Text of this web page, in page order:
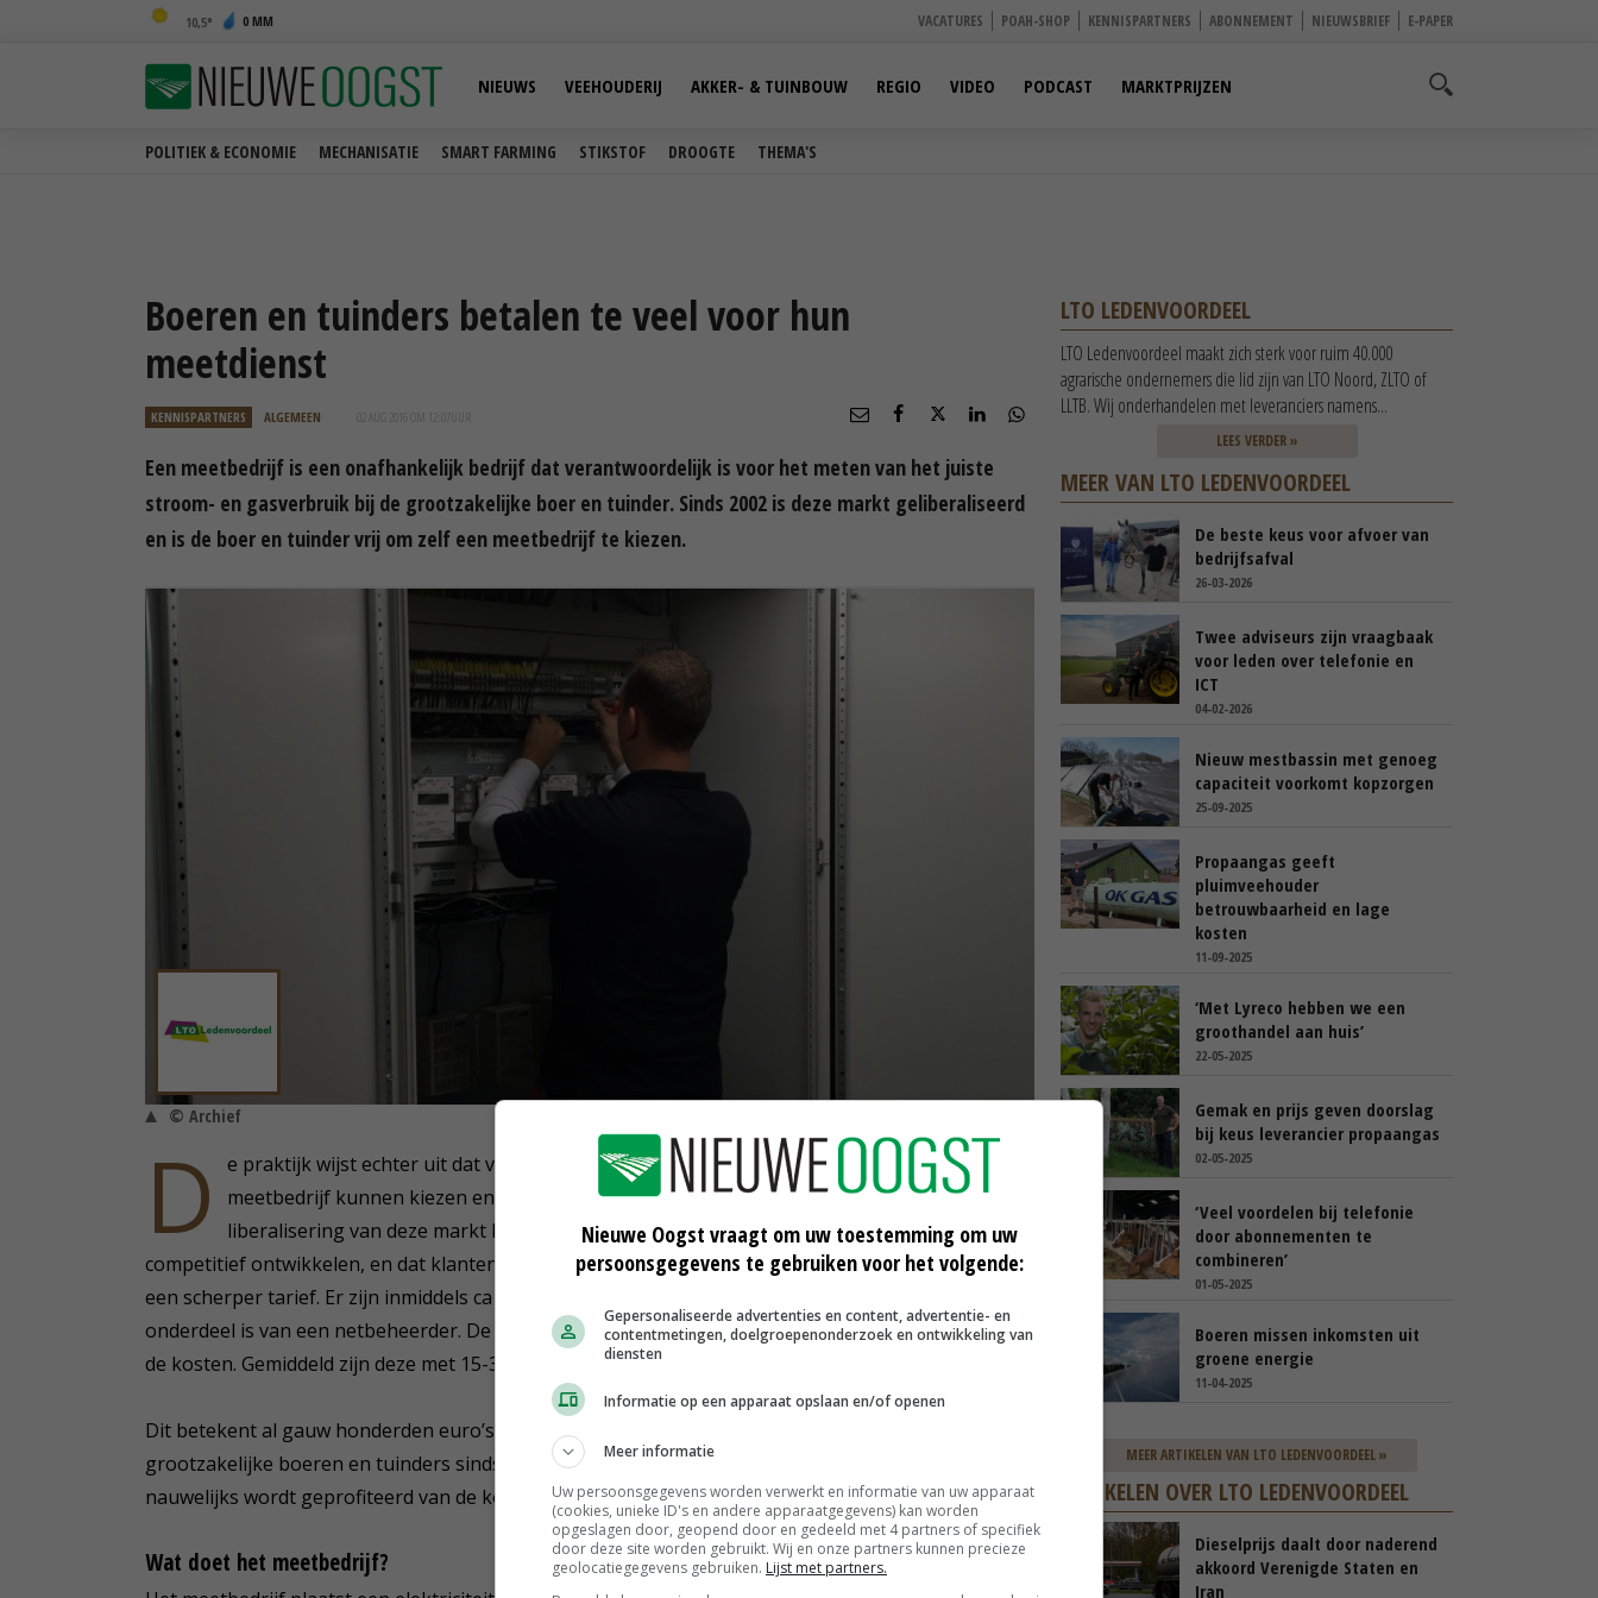
10,5 0 MM VACATURES POAH-SHOP KENNISPARTNERS ABONNEMENT NIEUWSBRIEF E-PAPER
POLITIEK & ECONOMIE MECHANISATIE SMART FARMING STIKSTOF DROOGTE THEMA'S
NIEUWS VEEHOUDERIJ AKKER- & TUINBOUW REGIO VIDEO PODCAST MARKTPRIJZEN
Boeren en tuinders betalen te veel voor hun
meetdienst
KENNISPARTNERS ALGEMEEN 02 AUG 2016 OM 12:07
Een meetbedrijf is een onafhankelijk bedrijf dat verantwoordelijk is voor het meten van het juiste
stroom- en gasverbruik bij de grootzakelijke boer en tuinder. Sinds 2002 is deze markt geliberaliseerd
en is de boer en tuinder vrij om zelf een meetbedrijf te kiezen.
© Archief
D
e praktijk wijst echter uit dat veel boeren en tuinders niet weten dat zij zelf een
meetbedrijf kunnen kiezen en hierdoor vaak flink te veel betalen. De keuze voor
liberalisering van deze markt komt voort uit de verwachting dat deze diensten zich
competitief ontwikkelen, en dat klanten hiervan profiteren door een betere dienstverlening tegen
een scherper tarief. Er zijn inmiddels ca 12 meetbedrijven actief, waarvan het grootste deel nog
onderdeel is van een netbeheerder. De liberalisering heeft daadwerkelijk geleid tot forse daling van
de kosten. Gemiddeld zijn deze met 15-35% gedaald.
Dit betekent al gauw honderden euro’s per jaar aan kostenbesparing. Toch is nog geen 20% van de
grootzakelijke boeren en tuinders sinds 2002 gewijzigd van meetbedrijf, waardoor er maar
nauwelijks wordt geprofiteerd van de kostendaling.
Wat doet het meetbedrijf?
LTO LEDENVOORDEEL
LTO Ledenvoordeel maakt zich sterk voor ruim 40.000
agrarische ondernemers die lid zijn van LTO Noord, ZLTO of
LLTB. Wij onderhandelen met leveranciers namens...
LEES VERDER »
MEER VAN LTO LEDENVOORDEEL
De beste keus voor afvoer van
bedrijfsafval
26-03-2026
Twee adviseurs zijn vraagbaak
voor leden over telefonie en
ICT
04-02-2026
Nieuw mestbassin met genoeg
capaciteit voorkomt kopzorgen
25-09-2025
Propaangas geeft
pluimveehouder
betrouwbaarheid en lage
kosten
11-09-2025
‘Met Lyreco hebben we een
groothandel aan huis’
22-05-2025
Gemak en prijs geven doorslag
bij keus leverancier propaangas
02-05-2025
‘Veel voordelen bij telefonie
door abonnementen te
combineren’
01-05-2025
Boeren missen inkomsten uit
groene energie
11-04-2025
MEER ARTIKELEN VAN LTO LEDENVOORDEEL »
ARTIKELEN OVER LTO LEDENVOORDEEL
Dieselprijs daalt door naderend
akkoord Verenigde Staten en
Iran
Nieuwe Oogst vraagt om uw toestemming om uw
persoonsgegevens te gebruiken voor het volgende:
Gepersonaliseerde advertenties en content, advertentie- en
contentmetingen, doelgroepenonderzoek en ontwikkeling van
diensten
Informatie op een apparaat opslaan en/of openen
Meer informatie
Uw persoonsgegevens worden verwerkt en informatie van uw apparaat
(cookies, unieke ID's en andere apparaatgegevens) kan worden
opgeslagen door, geopend door en gedeeld met 4 partners of specifiek
door deze site worden gebruikt. Wij en onze partners kunnen precieze
geolocatiegegevens gebruiken. Lijst met partners.